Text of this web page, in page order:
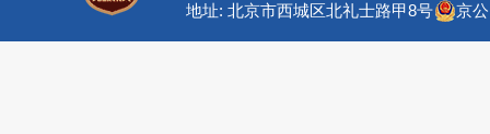
地址: 北京市西城区北礼士路甲8号
京